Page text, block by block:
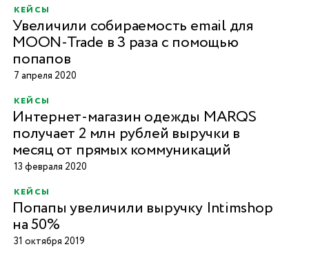
кейсы
Увеличили собираемость email для
MOON-Trade в 3 раза с помощью
попапов
7 апреля 2020
кейсы
Интернет-магазин одежды MARQS
получает 2 млн рублей выручки в
месяц от прямых коммуникаций
13 февраля 2020
кейсы
Попапы увеличили выручку Intimshop
на 50%
31 октября 2019